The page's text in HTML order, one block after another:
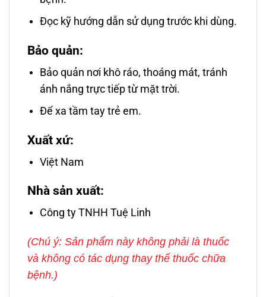
Đọc kỹ hướng dẫn sử dụng trước khi dùng.
Bảo quản:
Bảo quản nơi khô ráo, thoáng mát, tránh
ánh nắng trực tiếp từ mặt trời.
Để xa tầm tay trẻ em.
Xuất xứ:
Việt Nam
Nhà sản xuất:
Công ty TNHH Tuệ Linh
(Chú ý: Sản phẩm này không phải là thuốc
và không có tác dụng thay thế thuốc chữa
bệnh.)